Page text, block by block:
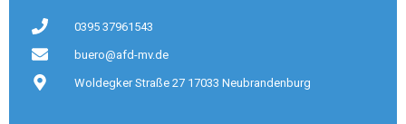
0395 37961543
buero@afd-mv.de
Woldegker Straße 27 17033 Neubrandenburg